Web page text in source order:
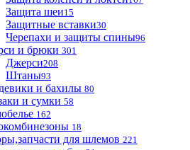
Защита шеи15
Защитные вставки30
Черепахи и защиты спины96
и брюки 301
Джерси208
Штаны93
и бахилы 80
и сумки 58
162
18
для шлемов 221